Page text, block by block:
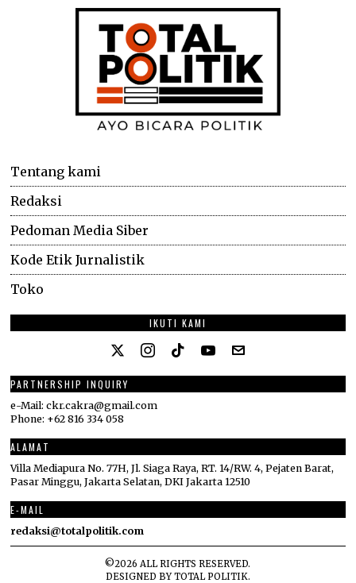
Tentang kami
Redaksi
Pedoman Media Siber
Kode Etik Jurnalistik
Toko
IKUTI KAMI
PARTNERSHIP INQUIRY
e-Mail: ckr.cakra@gmail.com
Phone: +62 816 334 058
ALAMAT
Villa Mediapura No. 77H, Jl. Siaga Raya, RT. 14/RW. 4, Pejaten Barat,
Pasar Minggu, Jakarta Selatan, DKI Jakarta 12510
E-MAIL
redaksi@totalpolitik.com
©2026 ALL RIGHTS RESERVED.
DESIGNED BYTOTAL POLITIK.